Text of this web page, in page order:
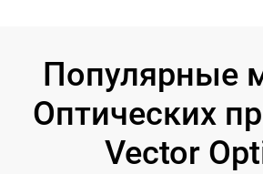
Популярные
Оптических
Vector